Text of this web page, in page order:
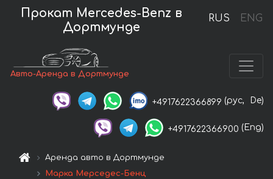
RUS ENG
Прокат Mercedes-Benz в
Дортмунде
Авто-Аренда в Дортмунде
+4917622366899 (рус, De)
+4917622366900 (Eng)
Аренда авто в Дортмунде
Марка Мерседес-Бенц